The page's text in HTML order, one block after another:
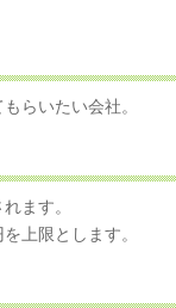
らいたい会社。
ます。
上限とします。